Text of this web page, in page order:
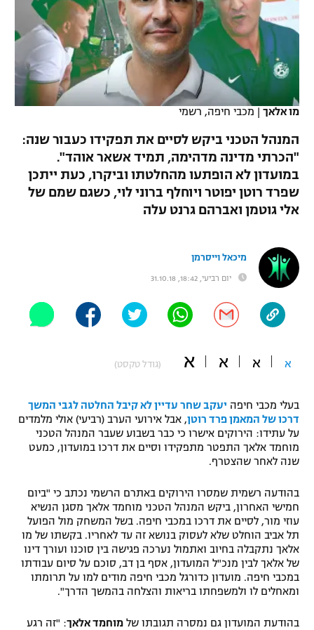
רץ ברשת
תוצאות
לוח שידורים
"מעל הליגה" – פודקאסט
תקנון משתתפים וזוכים בפרסים
תקנון עבור פעילות אלקטרה
תקנון עבור פעילות ספורט 1 – "מרלן"
טניס
תנאי שימוש
מדיניות פרטיות
נבחרת ישראל
מכבי חיפה
בית"ר ירושלים
מכבי תל אביב
הפועל תל אביב
הפועל חיפה
הפועל באר שבע
מכבי נתניה
בני יהודה
ליגה ספרדית
ליגה איטלקית
ליגה צרפתית
ליגה הולנדית
ליגה טורקית
ליגה סינית
ליגות נוספות
כדורסל נשים
מכבי תל אביב
הפועל חולון
הפועל ירושלים
דני אבדיה
יורוליג
יורוקאפ
טניס
כדוריד
כדורעף
שחייה
ג'ודו
אגרוף
UFC
היאבקות WWE
כדורמים
פוטבול אמריקאי NFL
ספורט אתגרי ואקסטרים
אומנויות לחימה
גיימינג E-Sports
מו אלאך | מכבי חיפה, רשמי
המנהל הטכני ביקש לסיים את תפקידו כעבור שנה:
"הכרתי מדינה מדהימה, תמיד אשאר אוהד".
במועדון לא הופתעו מהחלטתו וביקרו, כעת ייתכן
שפרד רוטן יפוטר ויוחלף ברוני לוי, כשגם שמם של
אלי גוטמן ואברהם גרנט עלה
מיכאל וייסרמן
יום רביעי, 18:42, 31.10.18
א א א א (גודל טקסט)
בעלי מכבי חיפה יעקב שחר עדיין לא קיבל החלטה לגבי המשך
דרכו של המאמן פרד רוטן, אבל אירועי הערב (רביעי) אולי מלמדים
על עתידו: הירוקים אישרו כי כבר בשבוע שעבר המנהל הטכני
מוחמד אלאך התפטר מתפקידו וסיים את דרכו במועדון, כמעט
שנה לאחר שהצטרף.
בהודעה רשמית שמסרו הירוקים באתרם הרשמי נכתב כי "ביום
חמישי האחרון, ביקש המנהל הטכני מוחמד אלאך מסגן הנשיא
עוזי מור, לסיים את דרכו במכבי חיפה. בשל המשחק מול הפועל
תל אביב הוחלט שלא לעסוק בנושא זה עד לאחריו. בקשתו של מו
אלאך נתקבלה בחיוב ואתמול נערכה פגישה בין סוכנו ועורך דינו
של אלאך לבין מנכ"ל המועדון, אסף בן דב, סוכם על סיום עבודתו
במכבי חיפה. מועדון כדורגל מכבי חיפה מודים למו על תרומתו
ומאחלים לו ולמשפחתו בריאות והצלחה בהמשך הדרך".
בהודעת המועדון גם נמסרה תגובתו של מוחמד אלאך: "זה רגע